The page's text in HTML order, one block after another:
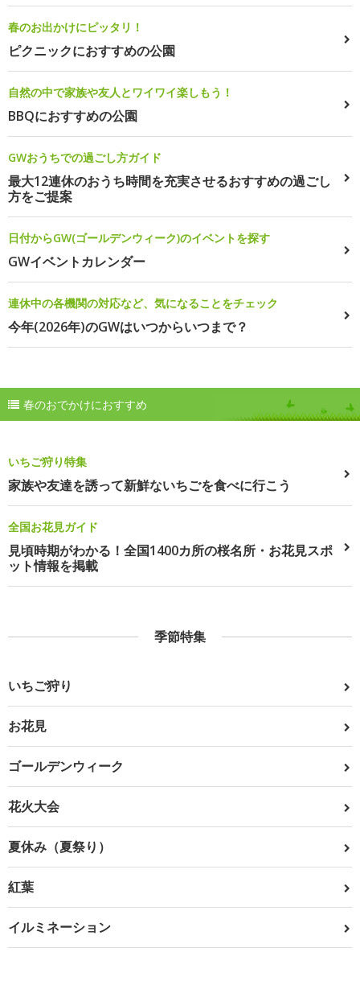
春のお出かけにピッタリ！
ピクニックにおすすめの公園
自然の中で家族や友人とワイワイ楽しもう！
BBQにおすすめの公園
GWおうちでの過ごし方ガイド
最大12連休のおうち時間を充実させるおすすめの過ごし
方をご提案
日付からGW(ゴールデンウィーク)のイベントを探す
GWイベントカレンダー
連休中の各機関の対応など、気になることをチェック
今年(2026年)のGWはいつからいつまで？
春のおでかけにおすすめ
いちご狩り特集
家族や友達を誘って新鮮ないちごを食べに行こう
全国お花見ガイド
見頃時期がわかる！全国1400カ所の桜名所・お花見スポ
ット情報を掲載
季節特集
いちご狩り
お花見
ゴールデンウィーク
花火大会
夏休み（夏祭り）
紅葉
イルミネーション